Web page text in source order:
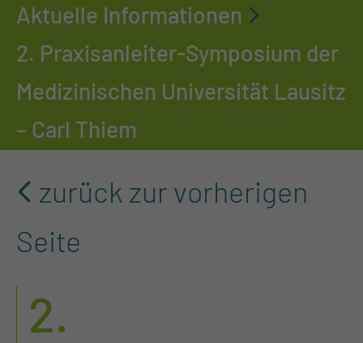
Aktuelle Informationen
2. Praxisanleiter-Symposium der
Medizinischen Universität Lausitz
– Carl Thiem
zurück zur vorherigen
Seite
2.